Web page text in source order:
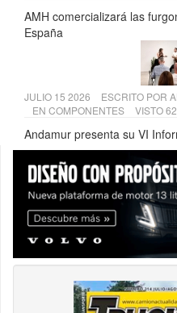
AMH comercializará las
España
JULIO 15 2026 ESCRITO POR
EN COMPONENTES VISTO
Andamur presenta su VI